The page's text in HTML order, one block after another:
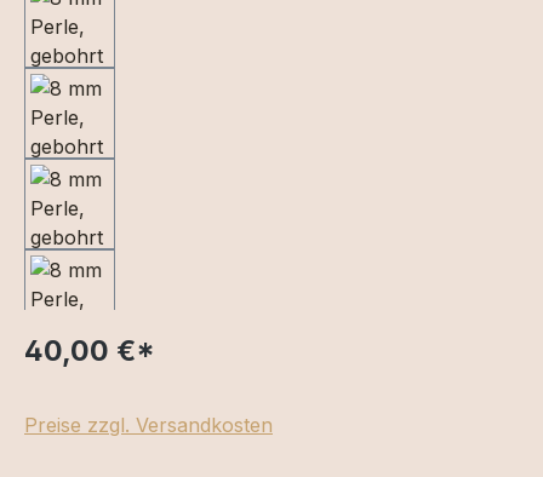
40,00 €*
Preise zzgl. Versandkosten